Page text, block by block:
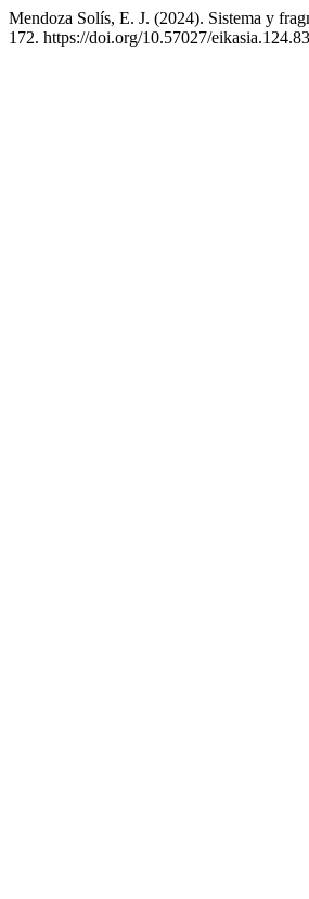
Mendoza Solís, E. J. (2024). Sistema y
172. https://doi.org/10.57027/